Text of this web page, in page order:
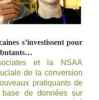
s’investissent pour
et la NSAA
de la conversion
pratiquants de
base de données sur